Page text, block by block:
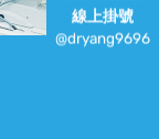
線上掛號
@dryang9696